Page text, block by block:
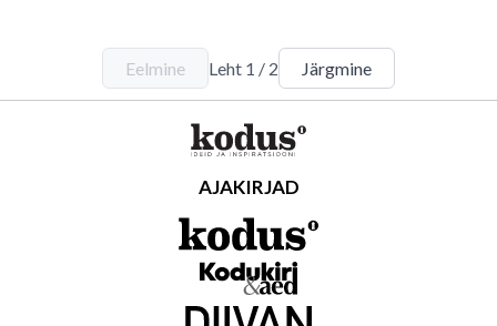
Eelmine Leht 1 / 2 Järgmine
AJAKIRJAD